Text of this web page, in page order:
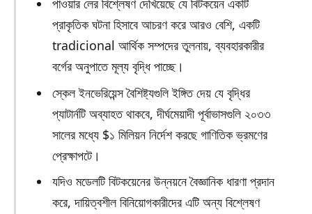
প্রাকৃতিক ঘটনা হিসাবে আচরণ করে আরও বেশি, একটি
tradicional আর্থিক সম্পদের তুলনায়, ব্যবহারকারীর
বর্গের অনুপাতে মূল্য বৃদ্ধি পাচ্ছে।
স্কেল ইনভেরিয়েন্স বৈশিষ্ট্যগুলি ইঙ্গিত দেয় যে বৃদ্ধির
প্যাটার্নটি অব্যাহত থাকবে, দীর্ঘমেয়াদী পূর্বাভাসগুলি ২০৩৩
সালের মধ্যে $১ মিলিয়ন নির্দেশ করছে গাণিতিক ভ্রমণের
প্রেক্ষাপটে।
যদিও মডেলটি বিটকয়েনের উন্নয়নে বৈজ্ঞানিক ধারণা প্রদান
করে, দায়িত্বশীল বিনিয়োগকারীদের এটি অন্য বিশ্লেষণ